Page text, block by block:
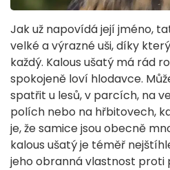
Jak už napovídá její jméno,
velké a výrazné uši, díky
každý. Kalous ušatý má rád
spokojeně loví hlodavce.
spatřit u lesů, v parcích, na
polích nebo na hřbitovech,
je, že samice jsou obecně
kalous ušatý je téměř
jeho obranná vlastnost proti